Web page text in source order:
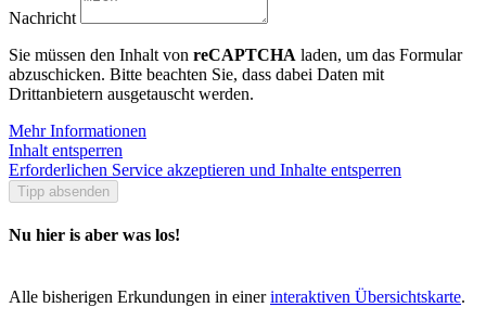
Nachricht
Sie müssen den Inhalt von reCAPTCHA laden, um das Formular
abzuschicken. Bitte beachten Sie, dass dabei Daten mit
Drittanbietern ausgetauscht werden.
Mehr Informationen
Inhalt entsperren
Erforderlichen Service akzeptieren und Inhalte entsperren
Tipp absenden
Nu hier is aber was los!
Alle bisherigen Erkundungen in einerinteraktiven Übersichtskarte.